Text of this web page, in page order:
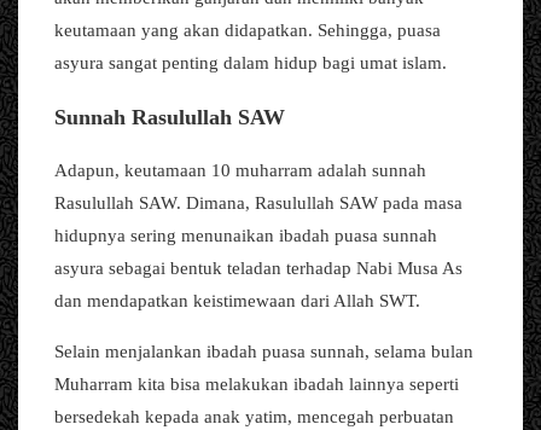
keutamaan yang akan didapatkan. Sehingga, puasa
asyura sangat penting dalam hidup bagi umat islam.
Sunnah Rasulullah SAW
Adapun, keutamaan 10 muharram adalah sunnah
Rasulullah SAW. Dimana, Rasulullah SAW pada masa
hidupnya sering menunaikan ibadah puasa sunnah
asyura sebagai bentuk teladan terhadap Nabi Musa As
dan mendapatkan keistimewaan dari Allah SWT.
Selain menjalankan ibadah puasa sunnah, selama bulan
Muharram kita bisa melakukan ibadah lainnya seperti
bersedekah kepada anak yatim, mencegah perbuatan